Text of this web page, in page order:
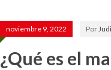
noviembre 9, 2022 Por
¿Qué es el